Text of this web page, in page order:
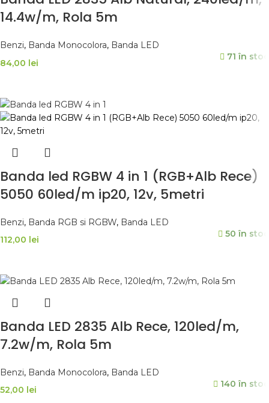
14.4w/m, Rola 5m
Benzi, Banda Monocolora, Banda LED
84,00 lei
71 în stoc
Banda led RGBW 4 in 1 (RGB+Alb Rece)
5050 60led/m ip20, 12v, 5metri
Benzi, Banda RGB si RGBW, Banda LED
112,00 lei
50 în stoc
Banda LED 2835 Alb Rece, 120led/m,
7.2w/m, Rola 5m
Benzi, Banda Monocolora, Banda LED
52,00 lei
140 în stoc